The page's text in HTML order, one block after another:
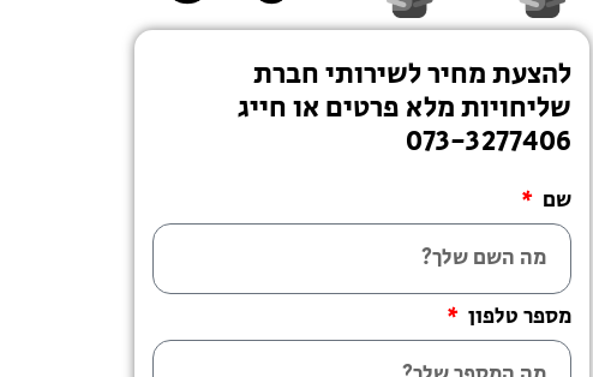
להצעת מחיר לשירותי חברת
שליחויות מלא פרטים או חייג
073-3277406
שם
מספר טלפון